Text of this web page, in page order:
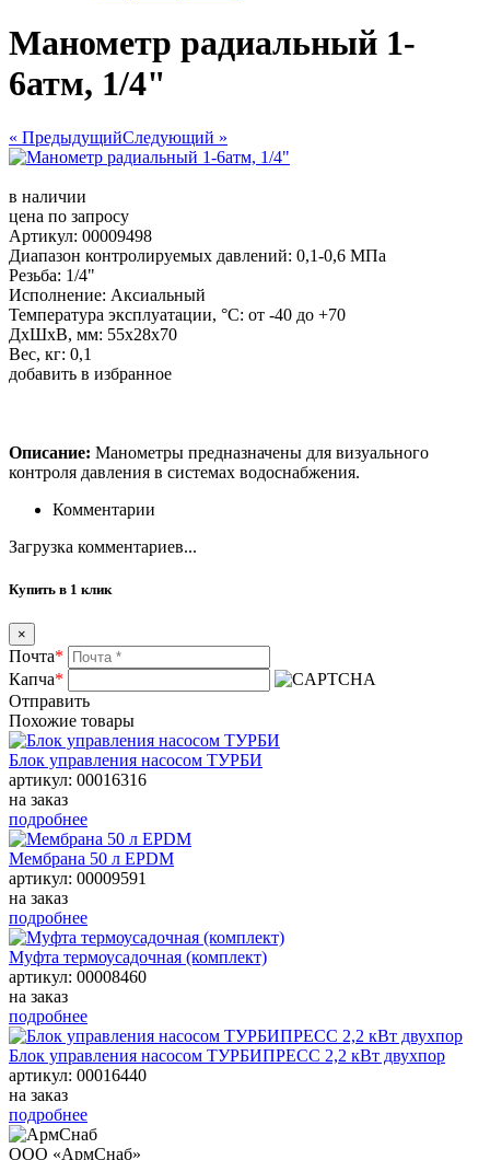
Манометр радиальный 1-
6атм, 1/4"
« ПредыдущийСледующий »
в наличии
цена по запросу
Артикул: 00009498
Диапазон контролируемых давлений: 0,1-0,6 МПа
Резьба: 1/4"
Исполнение: Аксиальный
Температура эксплуатации, °C: от -40 до +70
ДхШхВ, мм: 55х28х70
Вес, кг: 0,1
добавить в избранное
Описание: Манометры предназначены для визуального
контроля давления в системах водоснабжения.
Комментарии
Загрузка комментариев...
Купить в 1 клик
×
Почта*
Капча*
Отправить
Похожие товары
Блок управления насосом ТУРБИ
артикул: 00016316
на заказ
подробнее
Мембрана 50 л EPDM
артикул: 00009591
на заказ
подробнее
Муфта термоусадочная (комплект)
артикул: 00008460
на заказ
подробнее
Блок управления насосом ТУРБИПРЕСС 2,2 кВт двухпор
артикул: 00016440
на заказ
подробнее
ООО «АрмСнаб»